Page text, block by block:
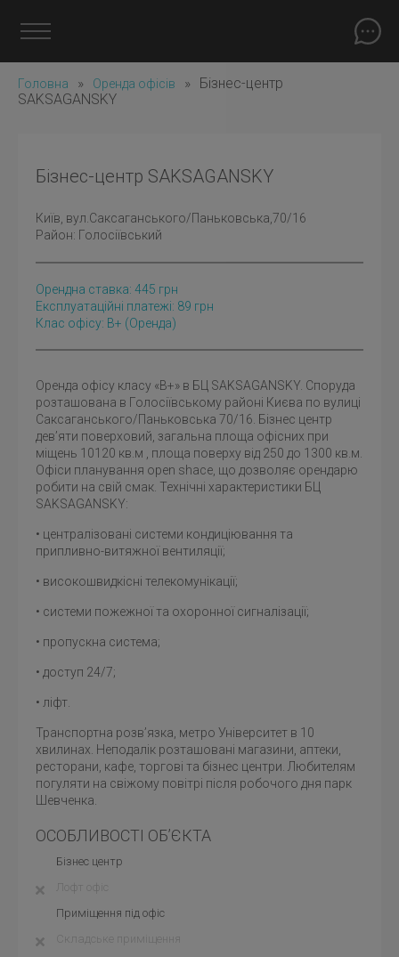
Головна » Оренда офісів »
Бізнес-центр
SAKSAGANSKY
Бізнес-центр SAKSAGANSKY
Київ , вул.Саксаганського/Паньковська,70/16
Район: Голосіївський
Орендна ставка: 445 грн
Експлуатаційні платежі: 89 грн
Клас офісу: B+ (оренда)
Оренда офісу класу «В+» в БЦ SAKSAGANSKY. Споруда
розташована в Голосіївському районі Києва по вулиці
Саксаганського/Паньковська 70/16. Бізнес центр
дев’яти поверховий, загальна площа офісних при
міщень 10120 кв.м , площа поверху від 250 до 1300 кв.м.
Офіси планування open shace, що дозволяє орендарю
робити на свій смак. Технічні характеристики БЦ
SAKSAGANSKY:
• централізовані системи кондиціювання та
припливно-витяжної вентиляції;
• високошвидкісні телекомунікації;
• системи пожежної та охоронної сигналізації;
• пропускна система;
• доступ 24/7;
• ліфт.
Транспортна розв’язка, метро Університет в 10
хвилинах. Неподалік розташовані магазини, аптеки,
ресторани, кафе, торгові та бізнес центри. Любителям
погуляти на свіжому повітрі після робочого дня парк
Шевченка.
ОСОБЛИВОСТІ ОБ’ЄКТА
Бізнес центр
Лофт офіс
Приміщення під офіс
Складське приміщення